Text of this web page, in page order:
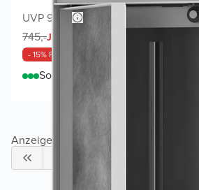
UVP 968,-
745,-Jetzt
- 15% Rabatt
Sofort lieferbar
Anzeigen